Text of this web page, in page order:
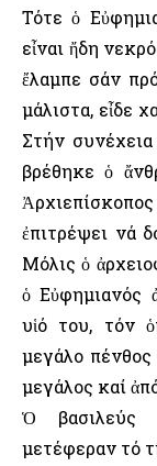
Τότε ὁ
εἶναι ἤδη
ἔλαμπε σάν
μάλιστα, εἶδε
Στήν
βρέθηκε ὁ
ἐπιτρέψει νά
Μόλις ὁ
ὁ Εὐφημιανός
υἱό του, τόν
μεγάλο
μεγάλος καί
Ὁ βασιλεύς
μετέφεραν τό